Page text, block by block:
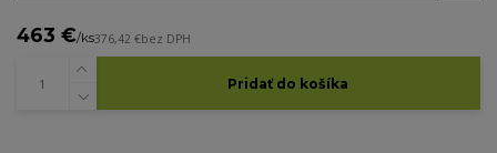
463 €/ks376,42 €bez DPH
Pridať do košíka